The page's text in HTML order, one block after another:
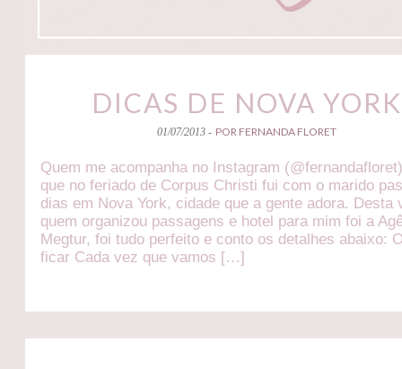
DICAS DE NOVA YORK
01/07/2013 - POR FERNANDA FLORET
Quem me acompanha no Instagram
que no feriado de Corpus Christi fui com o marido
dias em Nova York, cidade que a gente adora. Desta
quem organizou passagens e hotel para mim foi a
Megtur, foi tudo perfeito e conto os detalhes abaixo:
ficar Cada vez que vamos […]